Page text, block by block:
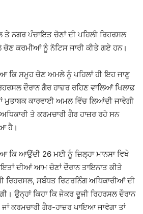
ਨਗਰ ਪੰਚਾਇਤ ਚੋਣਾਂ ਦੀ ਪਹਿਲੀ ਰਿਹਰਸਲ
ਚੋਣ ਕਰਮੀਆਂ ਨੂੰ ਨੋਟਿਸ ਜਾਰੀ ਕੀਤੇ ਗਏ ਹਨ।
ਕਿ ਸਮੂਹ ਚੋਣ ਅਮਲੇ ਨੂੰ ਪਹਿਲਾਂ ਹੀ ਇਹ ਜਾਣੂ
ਦੌਰਾਨ ਗੈਰ ਹਾਜ਼ਰ ਰਹਿਣ ਵਾਲਿਆਂ ਖਿਲਾਫ਼
ਕਾਰਵਾਈ ਅਮਲ ਵਿੱਚ ਲਿਆਂਦੀ ਜਾਵੇਗੀ
ਤੇ ਕਰਮਚਾਰੀ ਗੈਰ ਹਾਜ਼ਰ ਰਹੇ ਸਨ
ਹੈ।
ਕਿ ਆਉਂਦੀ 26 ਮਈ ਨੂੰ ਜ਼ਿਲ੍ਹਾ ਮਾਨਸਾ ਵਿਖੇ
ਦੀਆਂ ਆਮ ਚੋਣਾਂ ਦੌਰਾਨ ਤਾਇਨਾਤ ਕੀਤੇ
ਰਿਹਰਸਲ, ਸਬੰਧਤ ਰਿਟਰਨਿੰਗ ਅਧਿਕਾਰੀਆਂ ਦੀ
ਉਨ੍ਹਾਂ ਕਿਹਾ ਕਿ ਜੇਕਰ ਦੂਜੀ ਰਿਹਰਸਲ ਦੌਰਾਨ
ਕਰਮਚਾਰੀ ਗੈਰ-ਹਾਜ਼ਰ ਪਾਇਆ ਜਾਵੇਗਾ ਤਾਂ